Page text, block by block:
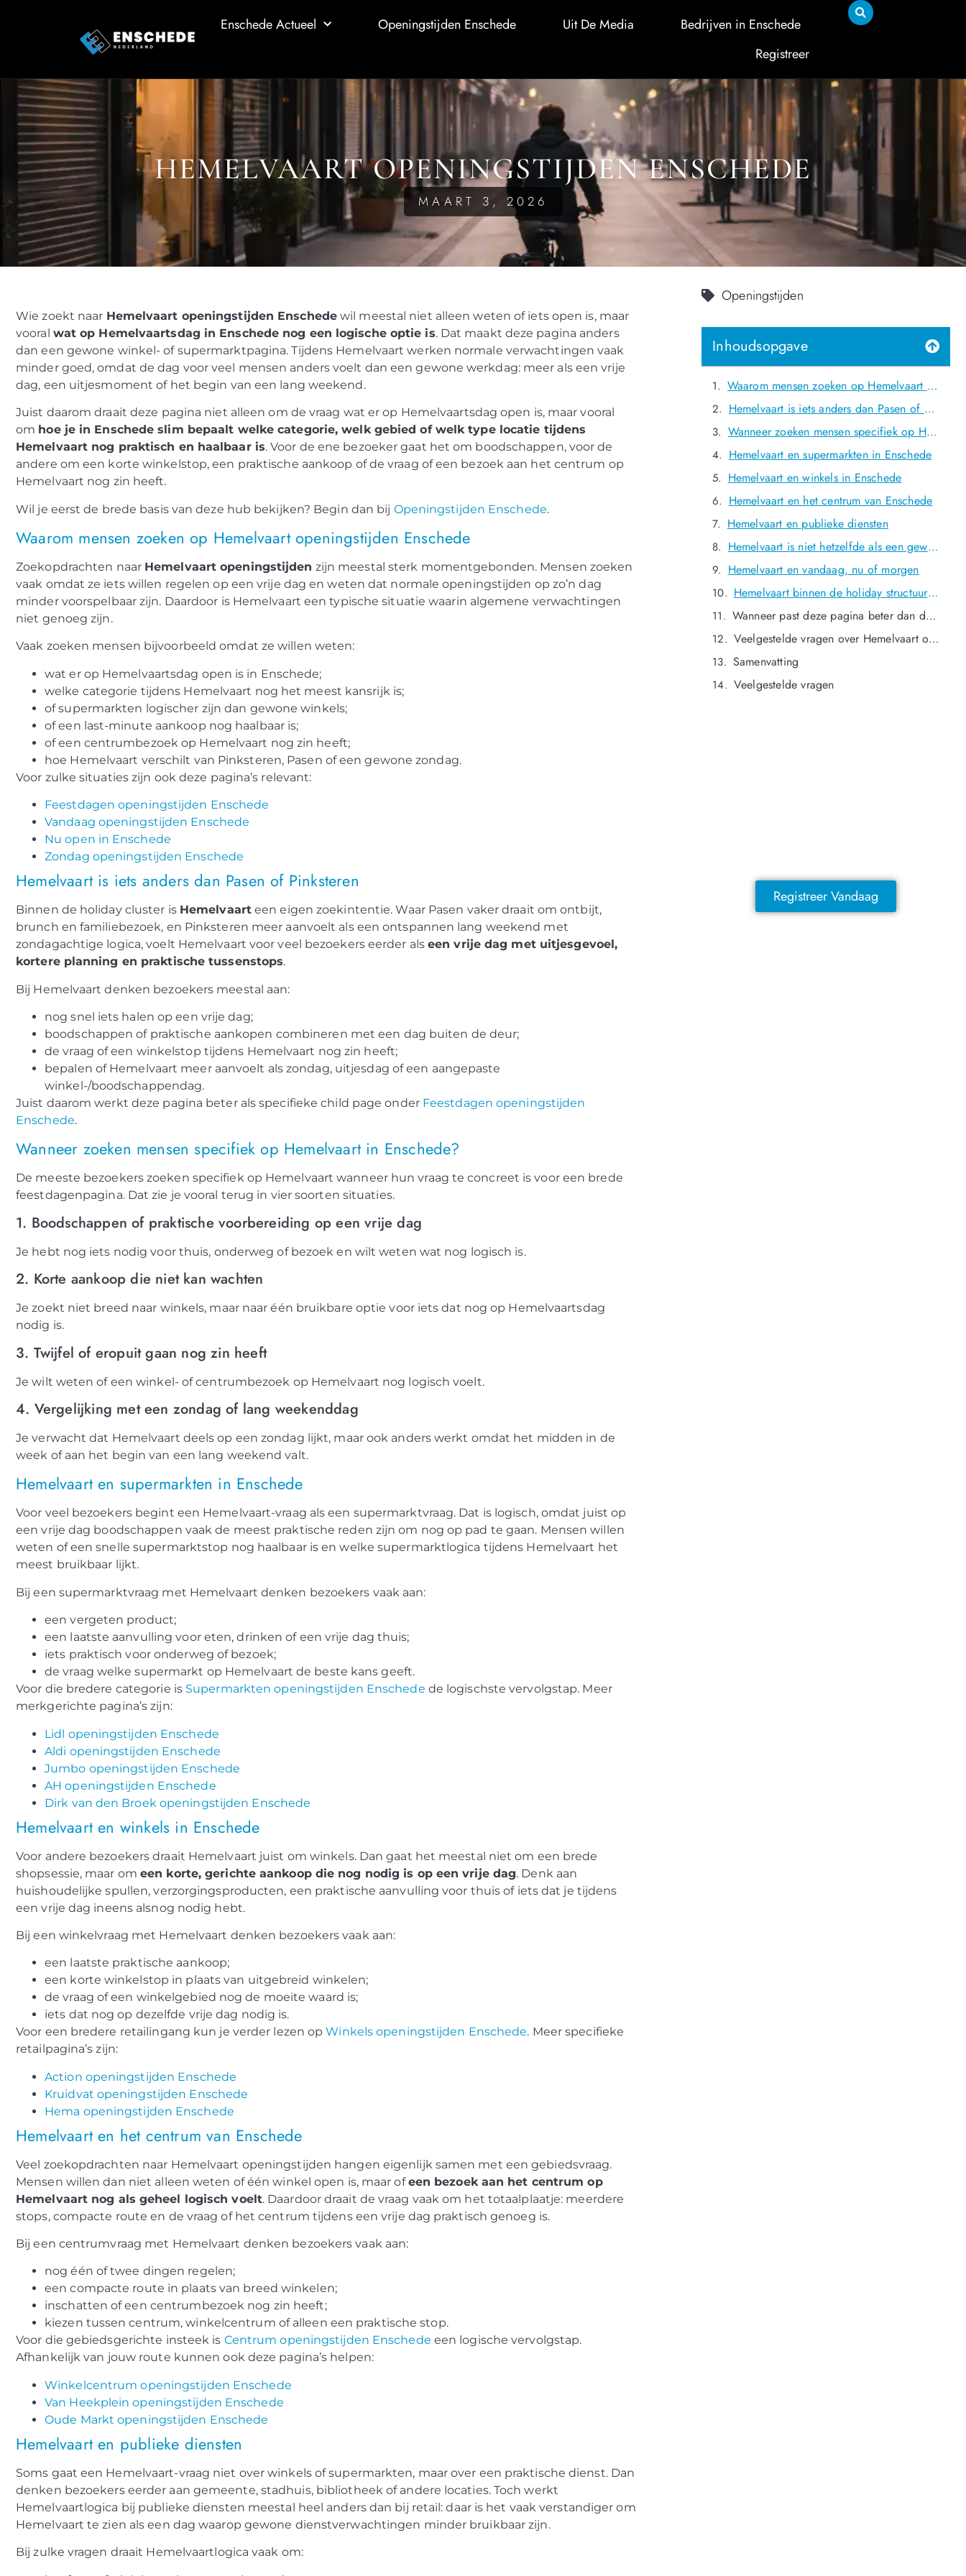
Enschede Actueel Openingstijden Enschede Uit De Media
Bedrijven in Enschede
Registreer
HEMELVAART OPENINGSTIJDEN ENSCHEDE
MAART 3, 2026
Wie zoekt naar Hemelvaart openingstijden Enschedewil meestal niet alleen weten of iets open is, maar
vooral wat op Hemelvaartsdag in Enschede nog een logische optie is. Dat maakt deze pagina anders
dan een gewone winkel- of supermarktpagina. Tijdens Hemelvaart werken normale verwachtingen vaak
minder goed, omdat de dag voor veel mensen anders voelt dan een gewone werkdag: meer als een vrije
dag, een uitjesmoment of het begin van een lang weekend.
Juist daarom draait deze pagina niet alleen om de vraag wat er op Hemelvaartsdag open is, maar vooral
om hoe je in Enschede slim bepaalt welke categorie, welk gebied of welk type locatie tijdens
Hemelvaart nog praktisch en haalbaar is. Voor de ene bezoeker gaat het om boodschappen, voor de
andere om een korte winkelstop, een praktische aankoop of de vraag of een bezoek aan het centrum op
Hemelvaart nog zin heeft.
Wil je eerst de brede basis van deze hub bekijken? Begin dan bij Openingstijden Enschede.
Waarom mensen zoeken op Hemelvaart openingstijden Enschede
Zoekopdrachten naar Hemelvaart openingstijden zijn meestal sterk momentgebonden. Mensen zoeken
vaak omdat ze iets willen regelen op een vrije dag en weten dat normale openingstijden op zo’n dag
minder voorspelbaar zijn. Daardoor is Hemelvaart een typische situatie waarin algemene verwachtingen
niet genoeg zijn.
Vaak zoeken mensen bijvoorbeeld omdat ze willen weten:
wat er op Hemelvaartsdag open is in Enschede;
welke categorie tijdens Hemelvaart nog het meest kansrijk is;
of supermarkten logischer zijn dan gewone winkels;
of een last-minute aankoop nog haalbaar is;
of een centrumbezoek op Hemelvaart nog zin heeft;
hoe Hemelvaart verschilt van Pinksteren, Pasen of een gewone zondag.
Voor zulke situaties zijn ook deze pagina’s relevant:
Feestdagen openingstijden Enschede
Vandaag openingstijden Enschede
Nu open in Enschede
Zondag openingstijden Enschede
Hemelvaart is iets anders dan Pasen of Pinksteren
Binnen de holiday cluster is Hemelvaarteen eigen zoekintentie. Waar Pasen vaker draait om ontbijt,
brunch en familiebezoek, en Pinksteren meer aanvoelt als een ontspannen lang weekend met
zondagachtige logica, voelt Hemelvaart voor veel bezoekers eerder alseen vrije dag met uitjesgevoel,
kortere planning en praktische tussenstops.
Bij Hemelvaart denken bezoekers meestal aan:
nog snel iets halen op een vrije dag;
boodschappen of praktische aankopen combineren met een dag buiten de deur;
de vraag of een winkelstop tijdens Hemelvaart nog zin heeft;
bepalen of Hemelvaart meer aanvoelt als zondag, uitjesdag of een aangepaste
winkel-/boodschappendag.
Juist daarom werkt deze pagina beter als specifieke child page onder Feestdagen openingstijden
Enschede.
Wanneer zoeken mensen specifiek op Hemelvaart in Enschede?
De meeste bezoekers zoeken specifiek op Hemelvaart wanneer hun vraag te concreet is voor een brede
feestdagenpagina. Dat zie je vooral terug in vier soorten situaties.
1. Boodschappen of praktische voorbereiding op een vrije dag
Je hebt nog iets nodig voor thuis, onderweg of bezoek en wilt weten wat nog logisch is.
2. Korte aankoop die niet kan wachten
Je zoekt niet breed naar winkels, maar naar één bruikbare optie voor iets dat nog op Hemelvaartsdag
nodig is.
3. Twijfel of eropuit gaan nog zin heeft
Je wilt weten of een winkel- of centrumbezoek op Hemelvaart nog logisch voelt.
4. Vergelijking met een zondag of lang weekenddag
Je verwacht dat Hemelvaart deels op een zondag lijkt, maar ook anders werkt omdat het midden in de
week of aan het begin van een lang weekend valt.
Hemelvaart en supermarkten in Enschede
Voor veel bezoekers begint een Hemelvaart-vraag als een supermarktvraag. Dat is logisch, omdat juist op
een vrije dag boodschappen vaak de meest praktische reden zijn om nog op pad te gaan. Mensen willen
weten of een snelle supermarktstop nog haalbaar is en welke supermarktlogica tijdens Hemelvaart het
meest bruikbaar lijkt.
Bij een supermarktvraag met Hemelvaart denken bezoekers vaak aan:
een vergeten product;
een laatste aanvulling voor eten, drinken of een vrije dag thuis;
iets praktisch voor onderweg of bezoek;
de vraag welke supermarkt op Hemelvaart de beste kans geeft.
Voor die bredere categorie is Supermarkten openingstijden Enschede de logischste vervolgstap. Meer
merkgerichte pagina’s zijn:
Lidl openingstijden Enschede
Aldi openingstijden Enschede
Jumbo openingstijden Enschede
AH openingstijden Enschede
Dirk van den Broek openingstijden Enschede
Hemelvaart en winkels in Enschede
Voor andere bezoekers draait Hemelvaart juist om winkels. Dan gaat het meestal niet om een brede
shopsessie, maar omeen korte, gerichte aankoop die nog nodig is op een vrije dag. Denk aan
huishoudelijke spullen, verzorgingsproducten, een praktische aanvulling voor thuis of iets dat je tijdens
een vrije dag ineens alsnog nodig hebt.
Bij een winkelvraag met Hemelvaart denken bezoekers vaak aan:
een laatste praktische aankoop;
een korte winkelstop in plaats van uitgebreid winkelen;
de vraag of een winkelgebied nog de moeite waard is;
iets dat nog op dezelfde vrije dag nodig is.
Voor een bredere retailingang kun je verder lezen opWinkels openingstijden Enschede. Meer specifieke
retailpagina’s zijn:
Action openingstijden Enschede
Kruidvat openingstijden Enschede
Hema openingstijden Enschede
Hemelvaart en het centrum van Enschede
Veel zoekopdrachten naar Hemelvaart openingstijden hangen eigenlijk samen met een gebiedsvraag.
Mensen willen dan niet alleen weten of één winkel open is, maar ofeen bezoek aan het centrum op
Hemelvaart nog als geheel logisch voelt. Daardoor draait de vraag vaak om het totaalplaatje: meerdere
stops, compacte route en de vraag of het centrum tijdens een vrije dag praktisch genoeg is.
Bij een centrumvraag met Hemelvaart denken bezoekers vaak aan:
nog één of twee dingen regelen;
een compacte route in plaats van breed winkelen;
inschatten of een centrumbezoek nog zin heeft;
kiezen tussen centrum, winkelcentrum of alleen een praktische stop.
Voor die gebiedsgerichte insteek is Centrum openingstijden Enschede een logische vervolgstap.
Afhankelijk van jouw route kunnen ook deze pagina’s helpen:
Winkelcentrum openingstijden Enschede
Van Heekplein openingstijden Enschede
Oude Markt openingstijden Enschede
Hemelvaart en publieke diensten
Soms gaat een Hemelvaart-vraag niet over winkels of supermarkten, maar over een praktische dienst. Dan
denken bezoekers eerder aan gemeente, stadhuis, bibliotheek of andere locaties. Toch werkt
Hemelvaartlogica bij publieke diensten meestal heel anders dan bij retail: daar is het vaak verstandiger om
Hemelvaart te zien als een dag waarop gewone dienstverwachtingen minder bruikbaar zijn.
Bij zulke vragen draait Hemelvaartlogica vaak om:
Openingstijden
Inhoudsopgave
Waarom mensen zoeken op Hemelvaart openingstijden Enschede
Hemelvaart is iets anders dan Pasen of Pinksteren
Wanneer zoeken mensen specifiek op Hemelvaart in Enschede?
Hemelvaart en supermarkten in Enschede
Hemelvaart en winkels in Enschede
Hemelvaart en het centrum van Enschede
Hemelvaart en publieke diensten
Hemelvaart is niet hetzelfde als een gewone zondag
Hemelvaart en vandaag, nu of morgen
Hemelvaart binnen de holiday structuur van Enschede
Wanneer past deze pagina beter dan de brede feestdagenpagina?
Veelgestelde vragen over Hemelvaart openingstijden Enschede
Samenvatting
Veelgestelde vragen
Registreer Vandaag